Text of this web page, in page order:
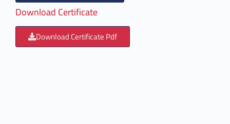
Download Certificate
Download Certificate Pdf